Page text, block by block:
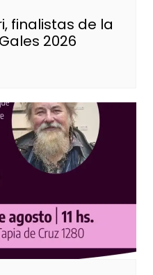
finalistas de la
2026